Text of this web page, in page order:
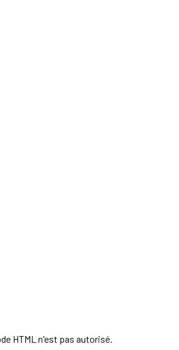
HTML n'est pas autorisé.